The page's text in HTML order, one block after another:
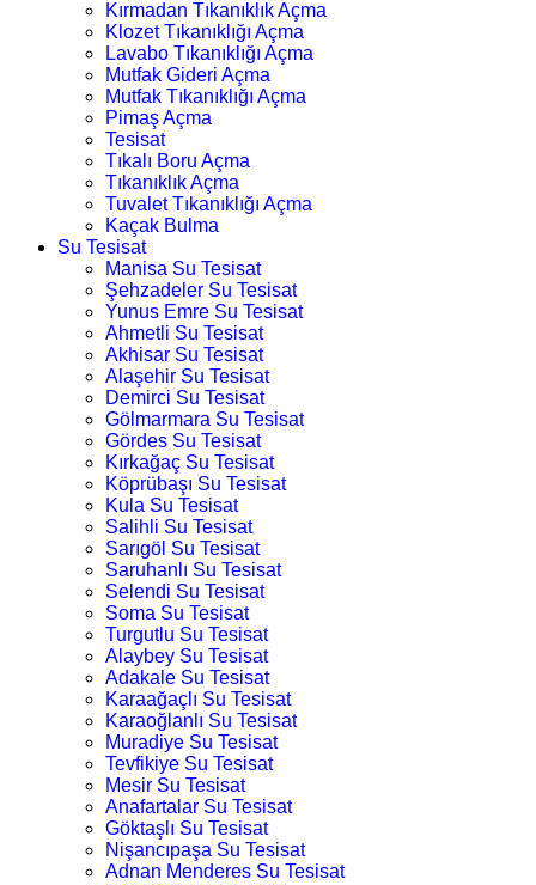
Kırmadan Tıkanıklık Açma
Klozet Tıkanıklığı Açma
Lavabo Tıkanıklığı Açma
Mutfak Gideri Açma
Mutfak Tıkanıklığı Açma
Pimaş Açma
Tesisat
Tıkalı Boru Açma
Tıkanıklık Açma
Tuvalet Tıkanıklığı Açma
Kaçak Bulma
Su Tesisat
Manisa Su Tesisat
Şehzadeler Su Tesisat
Yunus Emre Su Tesisat
Ahmetli Su Tesisat
Akhisar Su Tesisat
Alaşehir Su Tesisat
Demirci Su Tesisat
Gölmarmara Su Tesisat
Gördes Su Tesisat
Kırkağaç Su Tesisat
Köprübaşı Su Tesisat
Kula Su Tesisat
Salihli Su Tesisat
Sarıgöl Su Tesisat
Saruhanlı Su Tesisat
Selendi Su Tesisat
Soma Su Tesisat
Turgutlu Su Tesisat
Alaybey Su Tesisat
Adakale Su Tesisat
Karaağaçlı Su Tesisat
Karaoğlanlı Su Tesisat
Muradiye Su Tesisat
Tevfikiye Su Tesisat
Mesir Su Tesisat
Anafartalar Su Tesisat
Göktaşlı Su Tesisat
Nişancıpaşa Su Tesisat
Adnan Menderes Su Tesisat